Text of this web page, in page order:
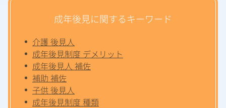
成年後見に関するキーワード
介護 後見人
成年後見制度 デメリット
成年後見人 補佐
補助 補佐
子供 後見人
成年後見制度 種類